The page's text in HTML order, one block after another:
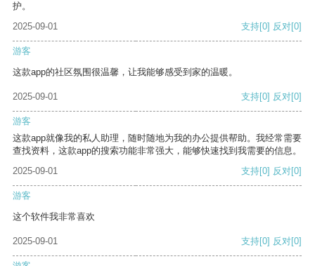
护。
2025-09-01
支持[0] 反对[0]
游客
这款app的社区氛围很温馨，让我能够感受到家的温暖。
2025-09-01 支持[0] 反对[0]
游客
这款app就像我的私人助理，随时随地为我的办公提供帮助。我经常需要
查找资料，这款app的搜索功能非常强大，能够快速找到我需要的信息。
2025-09-01
支持[0] 反对[0]
游客
这个软件我非常喜欢
2025-09-01 支持[0] 反对[0]